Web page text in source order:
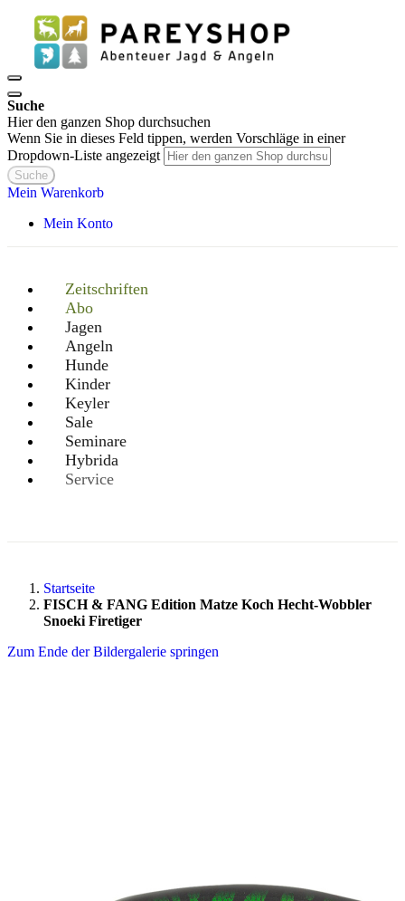
Suche
Hier den ganzen Shop durchsuchen
Wenn Sie in dieses Feld tippen, werden Vorschläge in einer
Dropdown-Liste angezeigt
Suche
Mein Warenkorb
Mein Konto
Zeitschriften
Abo
Jagen
Angeln
Hunde
Kinder
Keyler
Sale
Seminare
Hybrida
Service
Startseite
FISCH & FANG Edition Matze Koch Hecht-Wobbler
Snoeki Firetiger
Zum Ende der Bildergalerie springen